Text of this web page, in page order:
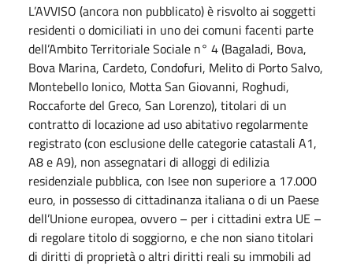
L’AVVISO (ancora non pubblicato) è risvolto ai soggetti
residenti o domiciliati in uno dei comuni facenti parte
dell’Ambito Territoriale Sociale n° 4 (Bagaladi, Bova,
Bova Marina, Cardeto, Condofuri, Melito di Porto Salvo,
Montebello Ionico, Motta San Giovanni, Roghudi,
Roccaforte del Greco, San Lorenzo), titolari di un
contratto di locazione ad uso abitativo regolarmente
registrato (con esclusione delle categorie catastali A1,
A8 e A9), non assegnatari di alloggi di edilizia
residenziale pubblica, con Isee non superiore a 17.000
euro, in possesso di cittadinanza italiana o di un Paese
dell’Unione europea, ovvero – per i cittadini extra UE –
di regolare titolo di soggiorno, e che non siano titolari
di diritti di proprietà o altri diritti reali su immobili ad